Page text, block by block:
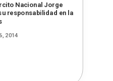
Nacional Jorge
responsabilidad en la
2014